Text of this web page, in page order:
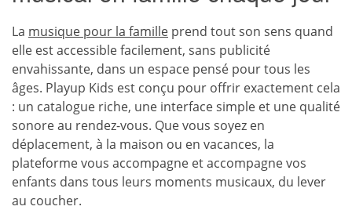
La musique pour la famille prend tout son sens quand
elle est accessible facilement, sans publicité
envahissante, dans un espace pensé pour tous les
âges. Playup Kids est conçu pour offrir exactement cela
: un catalogue riche, une interface simple et une qualité
sonore au rendez-vous. Que vous soyez en
déplacement, à la maison ou en vacances, la
plateforme vous accompagne et accompagne vos
enfants dans tous leurs moments musicaux, du lever
au coucher.